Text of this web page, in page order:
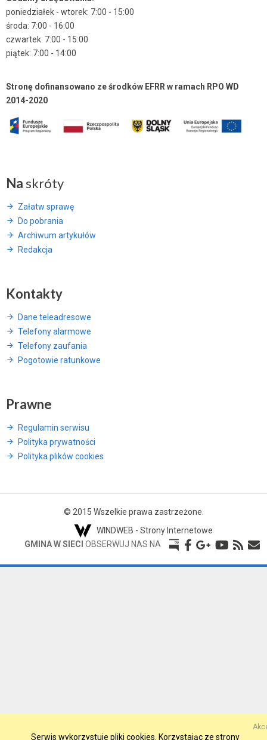
poniedziałek - wtorek: 7:00 - 15:00
środa: 7:00 - 16:00
czwartek: 7:00 - 15:00
piątek: 7:00 - 14:00
Stronę dofinansowano ze środków EFRR w ramach RPO WD
2014-2020
Na skróty
Załatw sprawę
Do pobrania
Archiwum artykułów
Redakcja
Kontakty
Dane teleadresowe
Telefony alarmowe
Telefony zaufania
Pogotowie ratunkowe
Prawne
Regulamin serwisu
Polityka prywatności
Polityka plików cookies
© 2015 Wszelkie prawa zastrzeżone.
WINDWEB - Strony Internetowe
GMINA W SIECI OBSERWUJ NAS NA
Serwis wykorzystuje pliki cookies. Korzystając ze strony